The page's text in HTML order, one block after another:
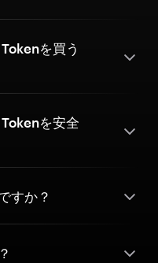
を買う
を安全
すか？